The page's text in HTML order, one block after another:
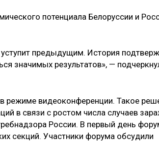
потенциала Белоруссии и
предыдущим. История
значимых результатов», —
режиме видеоконференции. Такое
в связи с ростом числа случаев
России. В первый день
секций. Участники форума обсудили